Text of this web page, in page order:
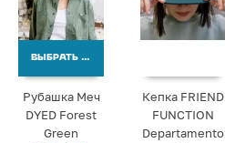
ВЫБРАТЬ ВАРИАНТЫ
Рубашка Меч
DYED Forest
Green
Кепка FRIEND
FUNCTION
Departamento